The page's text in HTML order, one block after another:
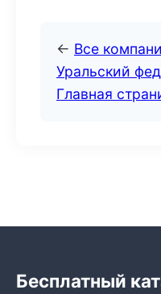
← Все
Уральский
Главная
Бесплатный